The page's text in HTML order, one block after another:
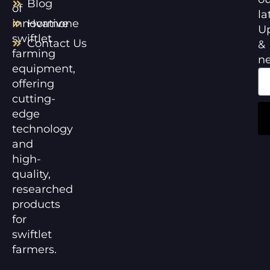
of
innovative
swiftlet
farming
equipment,
offering
cutting-
edge
technology
and
high-
quality,
researched
products
for
swiftlet
farmers.
Blog
Hormone
Contact Us
&